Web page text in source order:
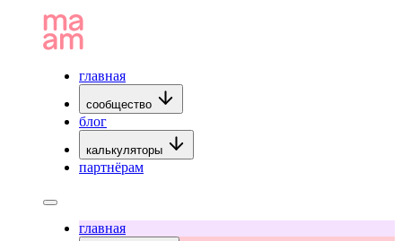
главная
сообщество
блог
калькуляторы
партнёрам
главная